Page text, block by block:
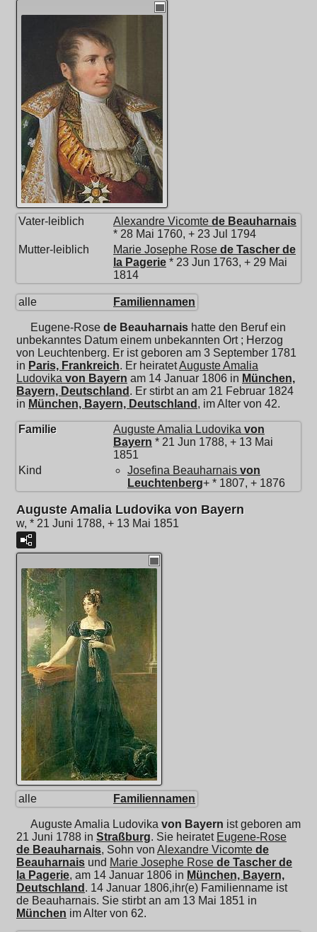
Vater-leiblich Alexandre Vicomte de Beauharnais
* 28 Mai 1760, + 23 Jul 1794
Mutter-leiblich
Marie Josephe Rose de Tascher de
la Pagerie * 23 Jun 1763, + 29 Mai
1814
alle Familiennamen
Eugene-Rose de Beauharnais hatte den Beruf ein
unbekanntes Datum einem unbekannten Ort ; Herzog
von Leuchtenberg. Er ist geboren am 3 September 1781
in Paris, Frankreich. Er heiratetAuguste Amalia
Ludovika von Bayern am 14 Januar 1806 in München,
Bayern, Deutschland . Er stirbt an am 21 Februar 1824
in München, Bayern, Deutschland , im Alter von 42.
Familie Auguste Amalia Ludovika von
Bayern * 21 Jun 1788, + 13 Mai
1851
Kind
Josefina Beauharnais von
Leuchtenberg+ * 1807, + 1876
Auguste Amalia Ludovika von Bayern
w, * 21 Juni 1788, + 13 Mai 1851
alle Familiennamen
Auguste Amalia Ludovika von Bayern ist geboren am
21 Juni 1788 in Straßburg. Sie heiratet Eugene-Rose
de Beauharnais, Sohn von Alexandre Vicomte de
Beauharnais und Marie Josephe Rose de Tascher de
la Pagerie, am 14 Januar 1806 in München, Bayern,
Deutschland . 14 Januar 1806,ihr(e) Familienname ist
de Beauharnais. Sie stirbt an am 13 Mai 1851 in
München im Alter von 62.